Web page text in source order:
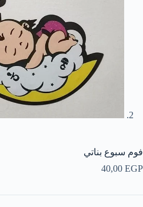
فوم سبوع بناتي
40,00 EGP